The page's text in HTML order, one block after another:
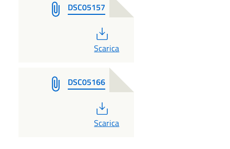
DSC05157
PDF
Scarica
DSC05166
PDF
Scarica